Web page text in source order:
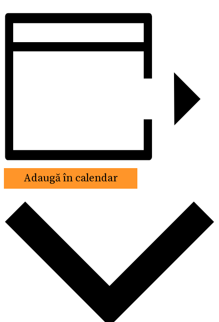
Adaugă în calendar